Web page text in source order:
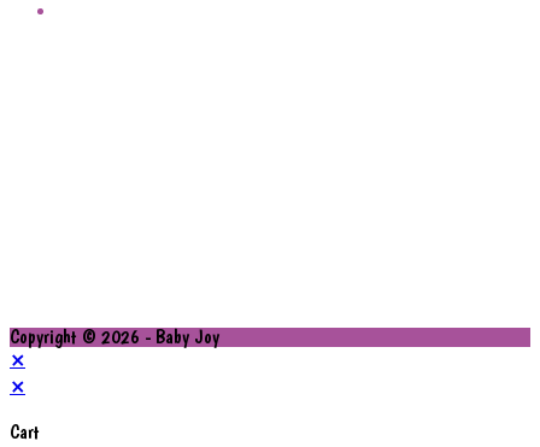
Copyright © 2026 - Baby Joy
×
×
Cart